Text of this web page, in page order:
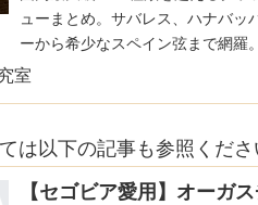
ューまとめ。サバレス、ハナバッ
ーから希少なスペイン弦まで網羅
トリンクで、気になる弦の評価へ
室
は以下の記事も参照くださ
【セゴビア愛用】オーガ